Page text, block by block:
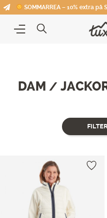
SOMMARREA – 10% extra
DAM /